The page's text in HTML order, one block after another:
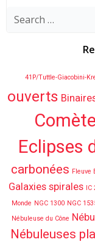
Search
41P/Tuttle-Giacobini-
ouverts
Eclipses
carbonées Fleuve
Galaxies spirales IC
Monde NGC 1300 NGC
Nébuleuse du Cône
Nébuleuses